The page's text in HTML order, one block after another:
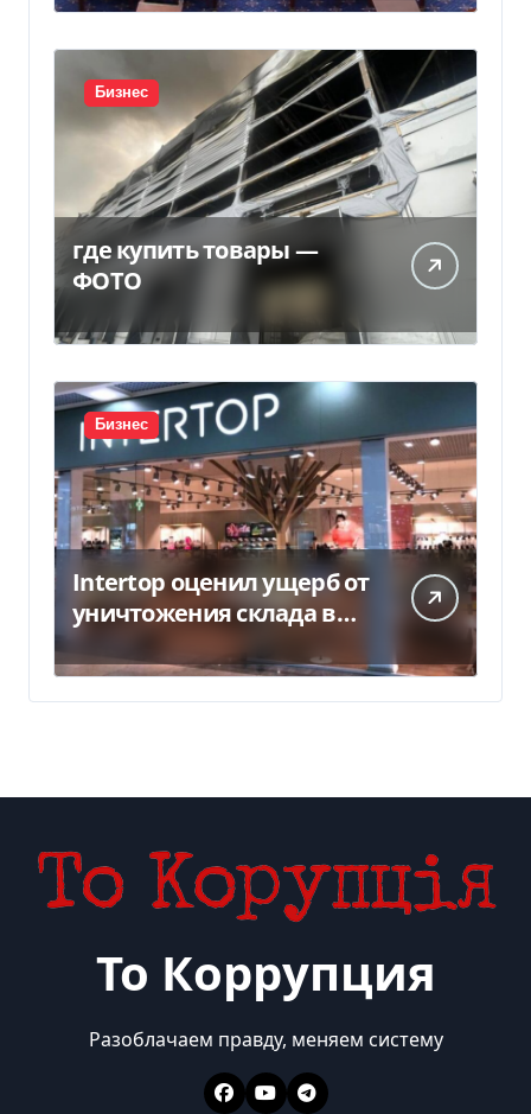
Бизнес
где купить товары —
ФОТО
Бизнес
Intertop оценил ущерб от
уничтожения склада в
То Коррупция
Разоблачаем правду, меняем систему